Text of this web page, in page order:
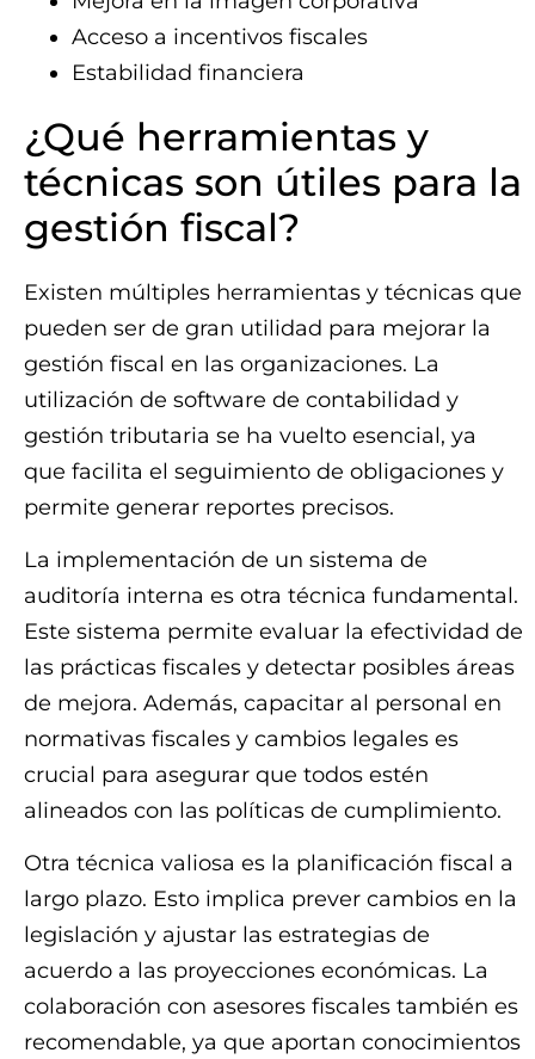
Acceso a incentivos fiscales
Estabilidad financiera
¿Qué herramientas y
técnicas son útiles para la
gestión fiscal?
Existen múltiples herramientas y técnicas que
pueden ser de gran utilidad para mejorar la
gestión fiscal en las organizaciones. La
utilización de software de contabilidad y
gestión tributaria se ha vuelto esencial, ya
que facilita el seguimiento de obligaciones y
permite generar reportes precisos.
La implementación de un sistema de
auditoría interna es otra técnica fundamental.
Este sistema permite evaluar la efectividad de
las prácticas fiscales y detectar posibles áreas
de mejora. Además, capacitar al personal en
normativas fiscales y cambios legales es
crucial para asegurar que todos estén
alineados con las políticas de cumplimiento.
Otra técnica valiosa es la planificación fiscal a
largo plazo. Esto implica prever cambios en la
legislación y ajustar las estrategias de
acuerdo a las proyecciones económicas. La
colaboración con asesores fiscales también es
recomendable, ya que aportan conocimientos